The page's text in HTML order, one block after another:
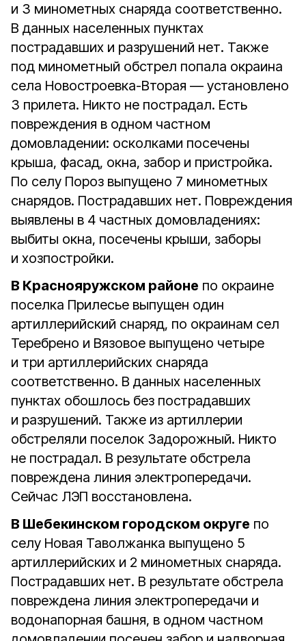
и 3 минометных снаряда соответственно.
В данных населенных пунктах
пострадавших и разрушений нет. Также
под минометный обстрел попала окраина
села Новостроевка-Вторая — установлено
3 прилета. Никто не пострадал. Есть
повреждения в одном частном
домовладении: осколками посечены
крыша, фасад, окна, забор и пристройка.
По селу Пороз выпущено 7 минометных
снарядов. Пострадавших нет. Повреждения
выявлены в 4 частных домовладениях:
выбиты окна, посечены крыши, заборы
и хозпостройки.⠀
В Краснояружском районе по окраине
поселка Прилесье выпущен один
артиллерийский снаряд, по окраинам сел
Теребрено и Вязовое выпущено четыре
и три артиллерийских снаряда
соответственно. В данных населенных
пунктах обошлось без пострадавших
и разрушений. Также из артиллерии
обстреляли поселок Задорожный. Никто
не пострадал. В результате обстрела
повреждена линия электропередачи.
Сейчас ЛЭП восстановлена.⠀
В Шебекинском городском округе по
селу Новая Таволжанка выпущено 5
артиллерийских и 2 минометных снаряда.
Пострадавших нет. В результате обстрела
повреждена линия электропередачи и
водонапорная башня, в одном частном